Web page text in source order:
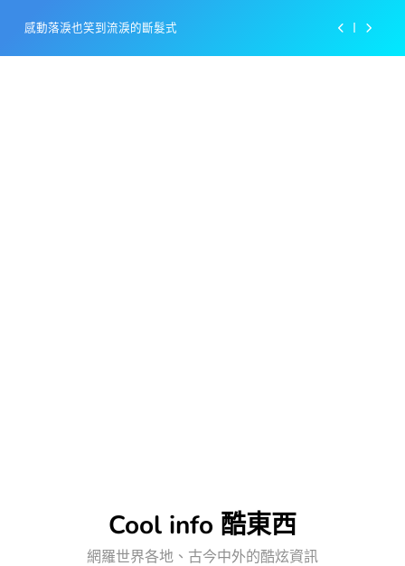
content
感動落淚也笑到流淚的斷髮式
Cool info 酷東西
網羅世界各地、古今中外的酷炫資訊